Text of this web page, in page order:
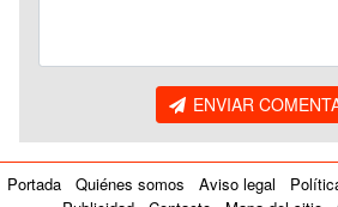
ENVIAR
Portada Quiénes somos Aviso legal